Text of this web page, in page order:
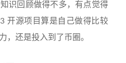
识回顾做得不多，有点觉得
开源项目算是自己做得比较
，还是投入到了币圈。